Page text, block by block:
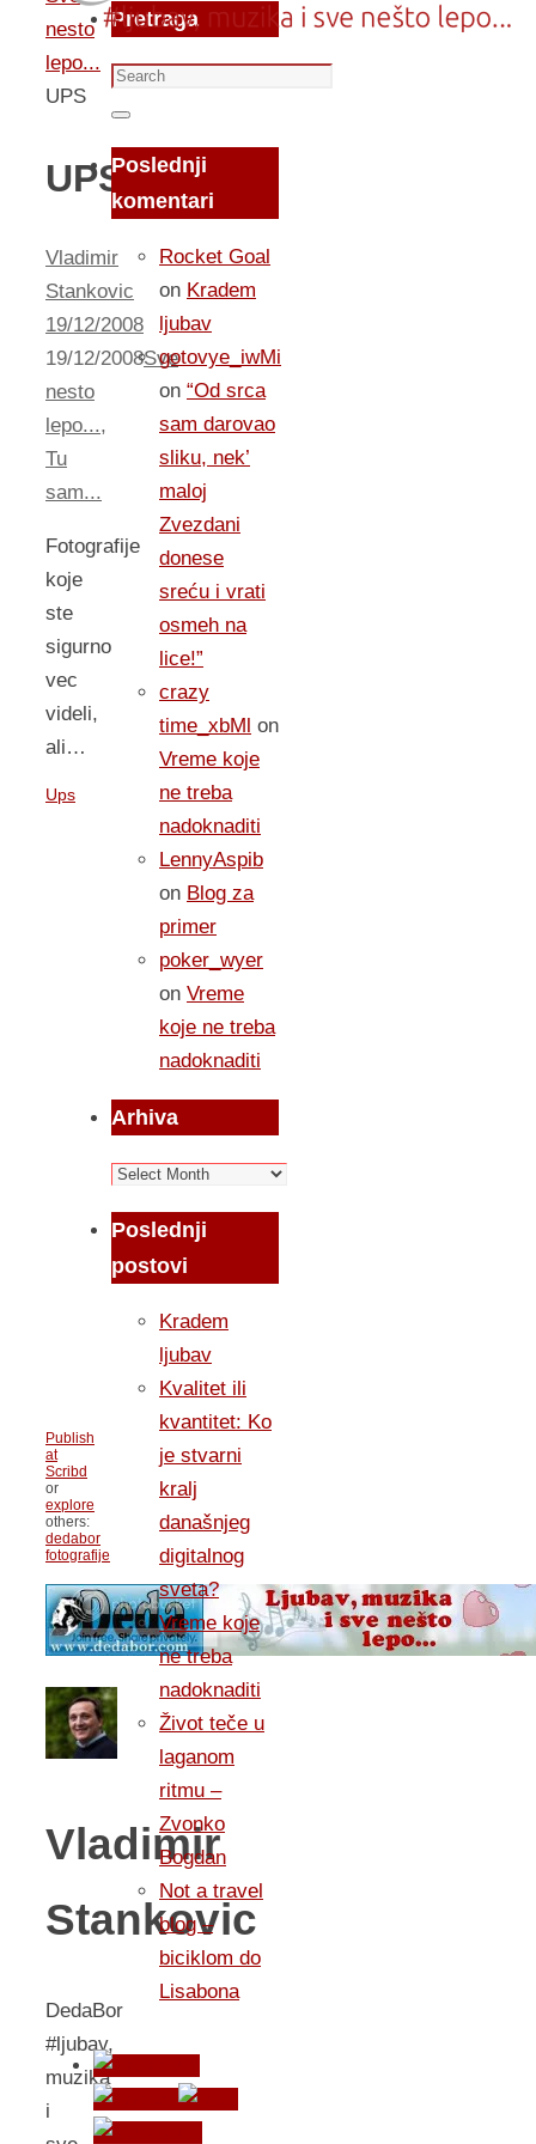
nesto
lepo...
UPS
UPS
Vladimir
Stankovic
19/12/2008
19/12/2008Sve
nesto
lepo...,
Tu
sam...
Fotografije
koje
ste
sigurno
vec
videli,
ali…
Ups
Publish
at
Scribd
or
explore
others:
dedabor
fotografije
Vladimir
Stankovic
DedaBor
#ljubav,
muzika
i
Pretraga
Search
for:
Search
Poslednji
komentari
Rocket Goal
on Kradem
ljubav
gotovye_iwMi
on “Od srca
sam darovao
sliku, nek’
maloj
Zvezdani
donese
sreću i vrati
osmeh na
lice!”
crazy
time_xbMl on
Vreme koje
ne treba
nadoknaditi
LennyAspib
on Blog za
primer
poker_wyer
on Vreme
koje ne treba
nadoknaditi
Arhiva
Arhiva
Poslednji
postovi
Kradem
ljubav
Kvalitet ili
kvantitet: Ko
je stvarni
kralj
današnjeg
digitalnog
sveta?
Vreme koje
ne treba
nadoknaditi
Život teče u
laganom
ritmu –
Zvonko
Bogdan
Not a travel
blog –
biciklom do
Lisabona